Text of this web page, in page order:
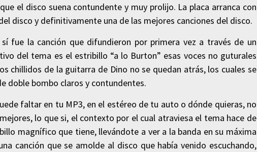
el disco suena contundente y muy prolijo. La placa arranca con
disco y definitivamente una de las mejores canciones del disco.
fue la canción que difundieron por primera vez a través de un
del tema es el estribillo “a lo Burton” esas voces no guturales
chillidos de la guitarra de Dino no se quedan atrás, los cuales se
doble bombo claros y contundentes.
faltar en tu MP3, en el estéreo de tu auto o dónde quieras, no
lo que si, el contexto por el cual atraviesa el tema hace de
magnífico que tiene, llevándote a ver a la banda en su máxima
canción que se amolde al disco que había venido escuchando,